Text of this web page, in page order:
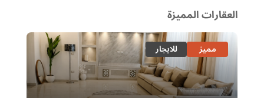
العقارات المميزة
مميز للايجار